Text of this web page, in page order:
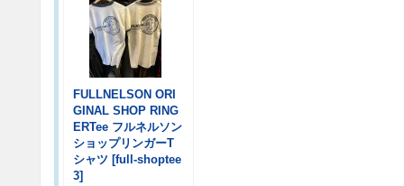
FULLNELSON ORI
GINAL SHOP RING
ERTee フルネルソン
ショップリンガーT
シャツ [full-shoptee
3]